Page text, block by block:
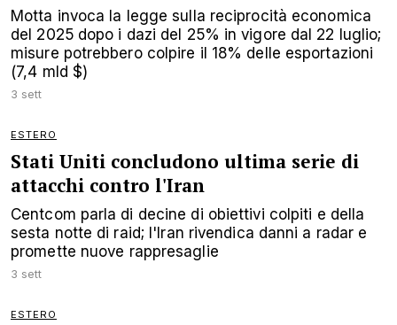
Motta invoca la legge sulla reciprocità economica
del 2025 dopo i dazi del 25% in vigore dal 22 luglio;
misure potrebbero colpire il 18% delle esportazioni
(7,4 mld $)
3 sett
ESTERO
Stati Uniti concludono ultima serie di
attacchi contro l'Iran
Centcom parla di decine di obiettivi colpiti e della
sesta notte di raid; l'Iran rivendica danni a radar e
promette nuove rappresaglie
3 sett
ESTERO